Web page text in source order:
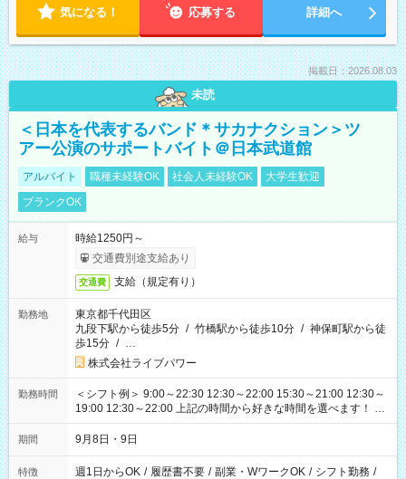
気になる！ 応募する 詳細へ
掲載日：2026.08.03
未読
＜日本を代表するバンド＊サカナクション＞ツ
アー公演のサポートバイト＠日本武道館
アルバイト 職種未経験OK 社会人未経験OK
大学生歓迎
ブランクOK
給与
時給1250円～
交通費別途支給あり
交通費 支給（規定有り）
勤務地
東京都千代田区
九段下駅から徒歩5分 / 竹橋駅から徒歩10分 / 神保町駅から徒
歩15分 / …
株式会社ライブパワー
勤務時間
＜シフト例＞ 9:00～22:30 12:30～22:00 15:30～21:00 12:30～
19:00 12:30～22:00 上記の時間から好きな時間を選べます！ ※
時間は変更となる可能性があります
期間 9月8日・9日
特徴 週1日からOK / 履歴書不要 / 副業・WワークOK / シフト勤務 /